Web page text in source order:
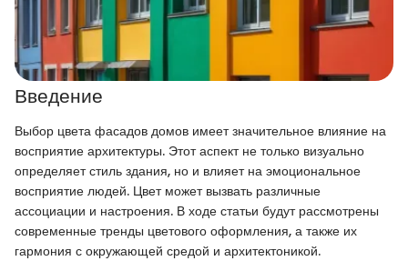
Введение
Выбор цвета фасадов домов имеет значительное влияние на
восприятие архитектуры. Этот аспект не только визуально
определяет стиль здания, но и влияет на эмоциональное
восприятие людей. Цвет может вызвать различные
ассоциации и настроения. В ходе статьи будут рассмотрены
современные тренды цветового оформления, а также их
гармония с окружающей средой и архитектоникой.